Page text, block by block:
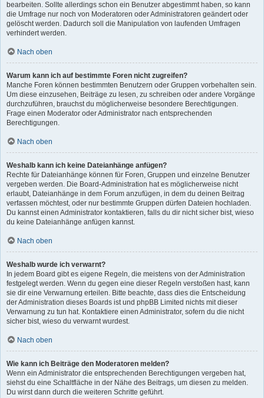
bearbeiten. Sollte allerdings schon ein Benutzer abgestimmt haben, so kann
die Umfrage nur noch von Moderatoren oder Administratoren geändert oder
gelöscht werden. Dadurch soll die Manipulation von laufenden Umfragen
verhindert werden.
Nach oben
Warum kann ich auf bestimmte Foren nicht zugreifen?
Manche Foren können bestimmten Benutzern oder Gruppen vorbehalten sein.
Um diese einzusehen, Beiträge zu lesen, zu schreiben oder andere Vorgänge
durchzuführen, brauchst du möglicherweise besondere Berechtigungen.
Frage einen Moderator oder Administrator nach entsprechenden
Berechtigungen.
Nach oben
Weshalb kann ich keine Dateianhänge anfügen?
Rechte für Dateianhänge können für Foren, Gruppen und einzelne Benutzer
vergeben werden. Die Board-Administration hat es möglicherweise nicht
erlaubt, Dateianhänge in dem Forum anzufügen, in dem du deinen Beitrag
verfassen möchtest, oder nur bestimmte Gruppen dürfen Dateien hochladen.
Du kannst einen Administrator kontaktieren, falls du dir nicht sicher bist, wieso
du keine Dateianhänge anfügen kannst.
Nach oben
Weshalb wurde ich verwarnt?
In jedem Board gibt es eigene Regeln, die meistens von der Administration
festgelegt werden. Wenn du gegen eine dieser Regeln verstoßen hast, kann
sie dir eine Verwarnung erteilen. Bitte beachte, dass dies die Entscheidung
der Administration dieses Boards ist und phpBB Limited nichts mit dieser
Verwarnung zu tun hat. Kontaktiere einen Administrator, sofern du die nicht
sicher bist, wieso du verwarnt wurdest.
Nach oben
Wie kann ich Beiträge den Moderatoren melden?
Wenn ein Administrator die entsprechenden Berechtigungen vergeben hat,
siehst du eine Schaltfläche in der Nähe des Beitrags, um diesen zu melden.
Du wirst dann durch die weiteren Schritte geführt.